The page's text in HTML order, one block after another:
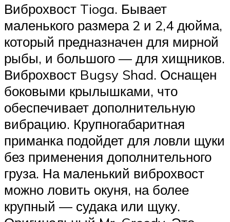
Виброхвост Tioga. Бывает
маленького размера 2 и 2,4 дюйма,
который предназначен для мирной
рыбы, и большого — для хищников.
Виброхвост Bugsy Shad. Оснащен
боковыми крылышками, что
обеспечивает дополнительную
вибрацию. Крупногабаритная
приманка подойдет для ловли щуки
без применения дополнительного
груза. На маленький виброхвост
можно ловить окуня, на более
крупный — судака или щуку.